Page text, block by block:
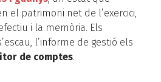
el patrimoni net de l’exercici,
i la memòria. Els
l’informe de gestió els
de comptes.